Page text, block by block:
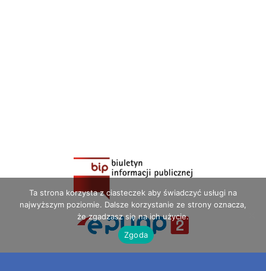
Ta strona korzysta z ciasteczek aby świadczyć usługi na
najwyższym poziomie. Dalsze korzystanie ze strony oznacza,
że zgadzasz się na ich użycie.
Zgoda